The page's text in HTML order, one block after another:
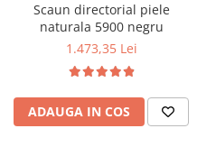
Scaun directorial piele
naturala 5900 negru
1.473,35 Lei
ADAUGA IN COS